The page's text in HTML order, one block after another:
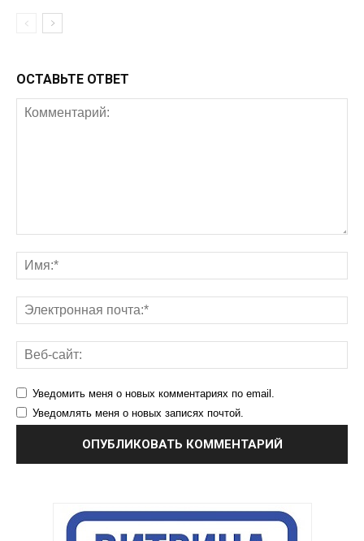
ОСТАВЬТЕ ОТВЕТ
Уведомить меня о новых комментариях по email.
Уведомлять меня о новых записях почтой.